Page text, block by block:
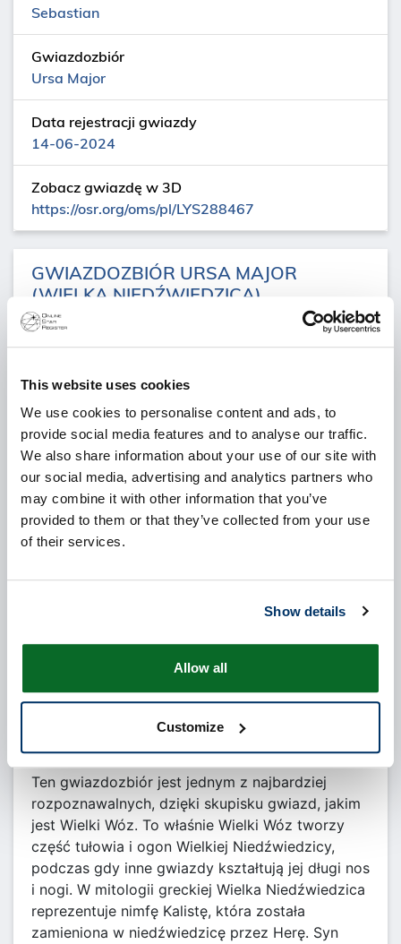
This website uses cookies
We use cookies to personalise content and ads, to
provide social media features and to analyse our traffic.
We also share information about your use of our site with
our social media, advertising and analytics partners who
may combine it with other information that you’ve
provided to them or that they’ve collected from your use
of their services.
Show details
Allow all
Customize
Sebastian
Gwiazdozbiór
Ursa Major
Data rejestracji gwiazdy
14-06-2024
Zobacz gwiazdę w 3D
https://osr.org/oms/pl/LYS288467
GWIAZDOZBIÓR URSA MAJOR
(WIELKA NIEDŹWIEDZICA)
Ursa Major lub Wielka Niedźwiedzica to jeden z
przez nowoczesnych astronomów. Stanowi on
część rodziny zbioru Wielka Niedźwiedzica. Ursa
Major można najlepiej zobaczyć w Kwiecień
(szerokość geograficzna od +90° do -30°)
Ten gwiazdozbiór jest jednym z najbardziej
rozpoznawalnych, dzięki skupisku gwiazd, jakim
jest Wielki Wóz. To właśnie Wielki Wóz tworzy
część tułowia i ogon Wielkiej Niedźwiedzicy,
podczas gdy inne gwiazdy kształtują jej długi nos
i nogi. W mitologii greckiej Wielka Niedźwiedzica
reprezentuje nimfę Kalistę, która została
zamieniona w niedźwiedzicę przez Herę. Syn